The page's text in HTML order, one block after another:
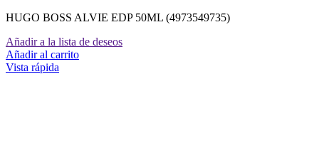
HUGO BOSS ALVIE EDP 50ML (4973549735)
Añadir a la lista de deseos
Añadir al carrito
Vista rápida